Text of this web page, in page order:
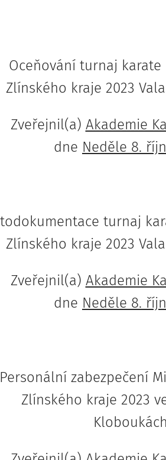
Oceňování turnaj
Zlínského kraje 2023
Zveřejnil(a) Akademie
dne Neděle 8.
turnaj
Zlínského kraje 2023
Zveřejnil(a) Akademie
dne Neděle 8.
Personální zabezpečení
Zlínského kraje 2023
Kloboukách